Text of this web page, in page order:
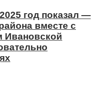
год показал —
вместе с
Ивановской